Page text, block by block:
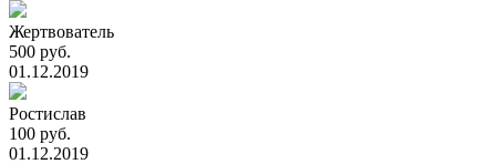
Жертвователь
500 руб.
01.12.2019
Ростислав
100 руб.
01.12.2019